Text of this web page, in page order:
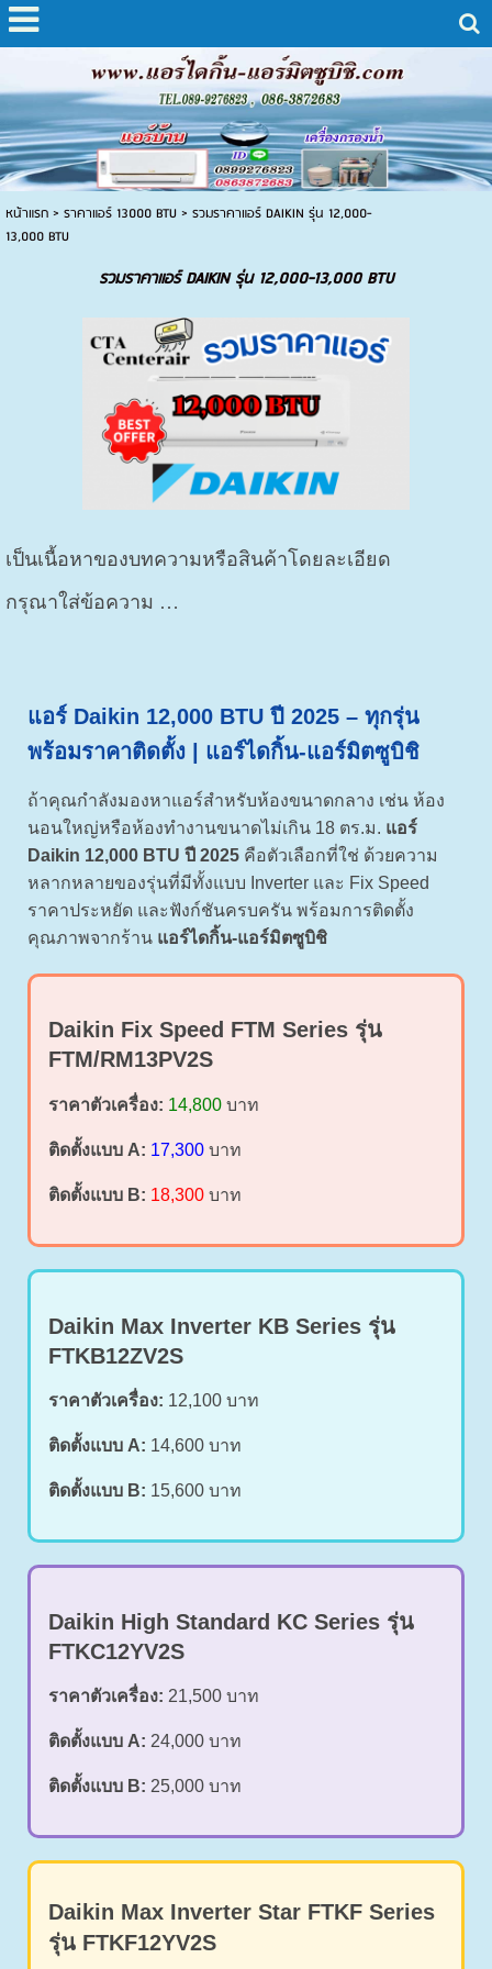
หน้าแรก> ราคาแอร์ 13000 BTU> รวมราคาแอร์ DAIKIN รุ่น 12,000-
13,000 BTU
รวมราคาแอร์ DAIKIN รุ่น 12,000-13,000 BTU
เป็นเนื้อหาของบทความหรือสินค้าโดยละเอียด
กรุณาใส่ข้อความ …
แอร์ Daikin 12,000 BTU ปี 2025 – ทุกรุ่น
พร้อมราคาติดตั้ง | แอร์ไดกิ้น-แอร์มิตซูบิชิ
ถ้าคุณกำลังมองหาแอร์สำหรับห้องขนาดกลาง เช่น ห้อง
นอนใหญ่หรือห้องทำงานขนาดไม่เกิน 18 ตร.ม. แอร์
Daikin 12,000 BTU ปี 2025คือตัวเลือกที่ใช่ ด้วยความ
หลากหลายของรุ่นที่มีทั้งแบบ Inverter และ Fix Speed
ราคาประหยัด และฟังก์ชันครบครัน พร้อมการติดตั้ง
คุณภาพจากร้าน แอร์ไดกิ้น-แอร์มิตซูบิชิ
Daikin Fix Speed FTM Series รุ่น
FTM/RM13PV2S
ราคาตัวเครื่อง: 14,800บาท
ติดตั้งแบบ A: 17,300บาท
ติดตั้งแบบ B: 18,300บาท
Daikin Max Inverter KB Series รุ่น
FTKB12ZV2S
ราคาตัวเครื่อง: 12,100 บาท
ติดตั้งแบบ A: 14,600 บาท
ติดตั้งแบบ B: 15,600 บาท
Daikin High Standard KC Series รุ่น
FTKC12YV2S
ราคาตัวเครื่อง: 21,500 บาท
ติดตั้งแบบ A: 24,000 บาท
ติดตั้งแบบ B: 25,000 บาท
Daikin Max Inverter Star FTKF Series
รุ่น FTKF12YV2S